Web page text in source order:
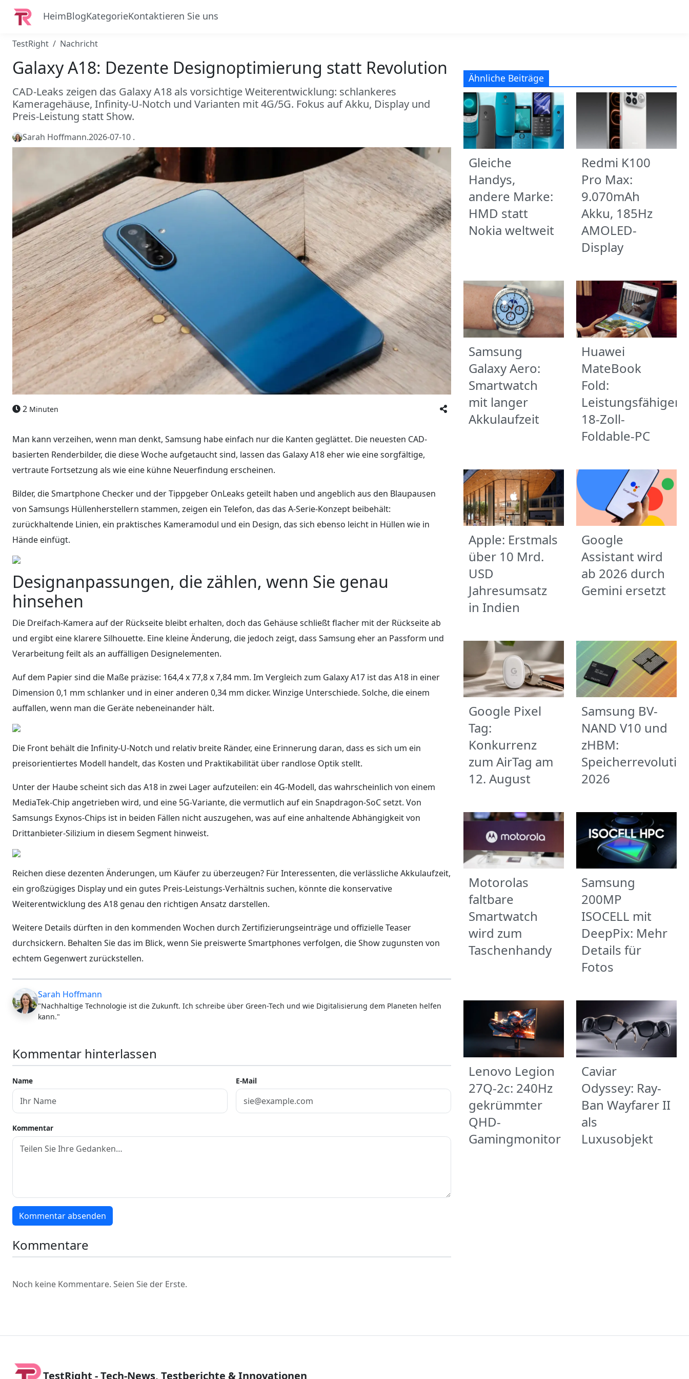
HeimBlogKategorieKontaktieren Sie uns
TestRight Nachricht
Galaxy A18: Dezente Designoptimierung statt Revolution
CAD-Leaks zeigen das Galaxy A18 als vorsichtige Weiterentwicklung: schlankeres
Kameragehäuse, Infinity-U-Notch und Varianten mit 4G/5G. Fokus auf Akku, Display und
Preis-Leistung statt Show.
Sarah Hoffmann.2026-07-10 .
2 Minuten
Man kann verzeihen, wenn man denkt, Samsung habe einfach nur die Kanten geglättet. Die neuesten CAD-
basierten Renderbilder, die diese Woche aufgetaucht sind, lassen das Galaxy A18 eher wie eine sorgfältige,
vertraute Fortsetzung als wie eine kühne Neuerfindung erscheinen.
Bilder, die Smartphone Checker und der Tippgeber OnLeaks geteilt haben und angeblich aus den Blaupausen
von Samsungs Hüllenherstellern stammen, zeigen ein Telefon, das das A‑Serie-Konzept beibehält:
zurückhaltende Linien, ein praktisches Kameramodul und ein Design, das sich ebenso leicht in Hüllen wie in
Hände einfügt.
Designanpassungen, die zählen, wenn Sie genau
hinsehen
Die Dreifach-Kamera auf der Rückseite bleibt erhalten, doch das Gehäuse schließt flacher mit der Rückseite ab
und ergibt eine klarere Silhouette. Eine kleine Änderung, die jedoch zeigt, dass Samsung eher an Passform und
Verarbeitung feilt als an auffälligen Designelementen.
Auf dem Papier sind die Maße präzise: 164,4 x 77,8 x 7,84 mm. Im Vergleich zum Galaxy A17 ist das A18 in einer
Dimension 0,1 mm schlanker und in einer anderen 0,34 mm dicker. Winzige Unterschiede. Solche, die einem
auffallen, wenn man die Geräte nebeneinander hält.
Die Front behält die Infinity-U-Notch und relativ breite Ränder, eine Erinnerung daran, dass es sich um ein
preisorientiertes Modell handelt, das Kosten und Praktikabilität über randlose Optik stellt.
Unter der Haube scheint sich das A18 in zwei Lager aufzuteilen: ein 4G-Modell, das wahrscheinlich von einem
MediaTek-Chip angetrieben wird, und eine 5G-Variante, die vermutlich auf ein Snapdragon-SoC setzt. Von
Samsungs Exynos-Chips ist in beiden Fällen nicht auszugehen, was auf eine anhaltende Abhängigkeit von
Drittanbieter-Silizium in diesem Segment hinweist.
Reichen diese dezenten Änderungen, um Käufer zu überzeugen? Für Interessenten, die verlässliche Akkulaufzeit,
ein großzügiges Display und ein gutes Preis-Leistungs-Verhältnis suchen, könnte die konservative
Weiterentwicklung des A18 genau den richtigen Ansatz darstellen.
Weitere Details dürften in den kommenden Wochen durch Zertifizierungseinträge und offizielle Teaser
durchsickern. Behalten Sie das im Blick, wenn Sie preiswerte Smartphones verfolgen, die Show zugunsten von
echtem Gegenwert zurückstellen.
Sarah Hoffmann
"Nachhaltige Technologie ist die Zukunft. Ich schreibe über Green-Tech und wie Digitalisierung dem Planeten helfen
kann."
Kommentar hinterlassen
Name E-Mail
Kommentar
Kommentar absenden
Kommentare
Noch keine Kommentare. Seien Sie der Erste.
Ähnliche Beiträge
Gleiche
Handys,
andere Marke:
HMD statt
Nokia weltweit
Redmi K100
Pro Max:
9.070mAh
Akku, 185Hz
AMOLED-
Display
Samsung
Galaxy Aero:
Smartwatch
mit langer
Akkulaufzeit
Huawei
MateBook
Fold:
Leistungsfähiger
18-Zoll-
Foldable-PC
Apple: Erstmals
über 10 Mrd.
USD
Jahresumsatz
in Indien
Google
Assistant wird
ab 2026 durch
Gemini ersetzt
Google Pixel
Tag:
Konkurrenz
zum AirTag am
12. August
Samsung BV-
NAND V10 und
zHBM:
2026
Motorolas
faltbare
Smartwatch
wird zum
Taschenhandy
Samsung
200MP
ISOCELL mit
DeepPix: Mehr
Details für
Fotos
Lenovo Legion
27Q-2c: 240Hz
gekrümmter
QHD-
Gamingmonitor
Caviar
Odyssey: Ray-
Ban Wayfarer II
als
Luxusobjekt
TestRight - Tech-News, Testberichte & Innovationen